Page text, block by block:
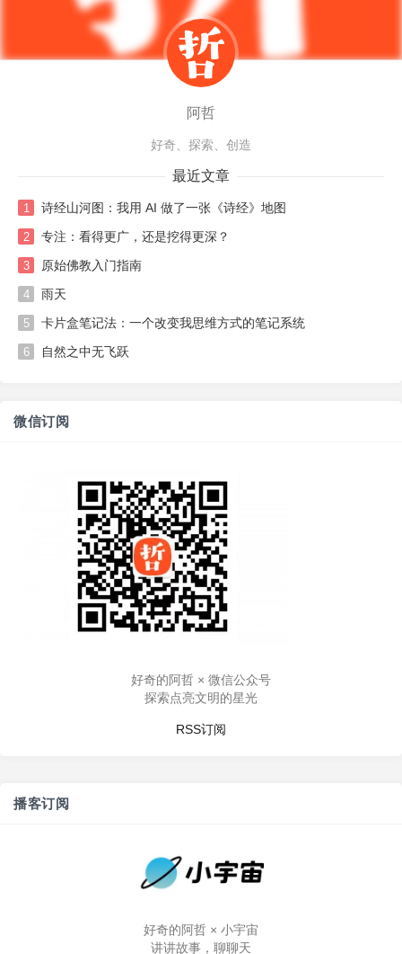
阿哲
好奇、探索、创造
最近文章
1 诗经山河图：我用 AI 做了一张《诗经》地图
2 专注：看得更广，还是挖得更深？
3 原始佛教入门指南
4 雨天
5 卡片盒笔记法：一个改变我思维方式的笔记系统
6 自然之中无飞跃
微信订阅
好奇的阿哲 × 微信公众号
探索点亮文明的星光
RSS订阅
播客订阅
好奇的阿哲 × 小宇宙
讲讲故事，聊聊天